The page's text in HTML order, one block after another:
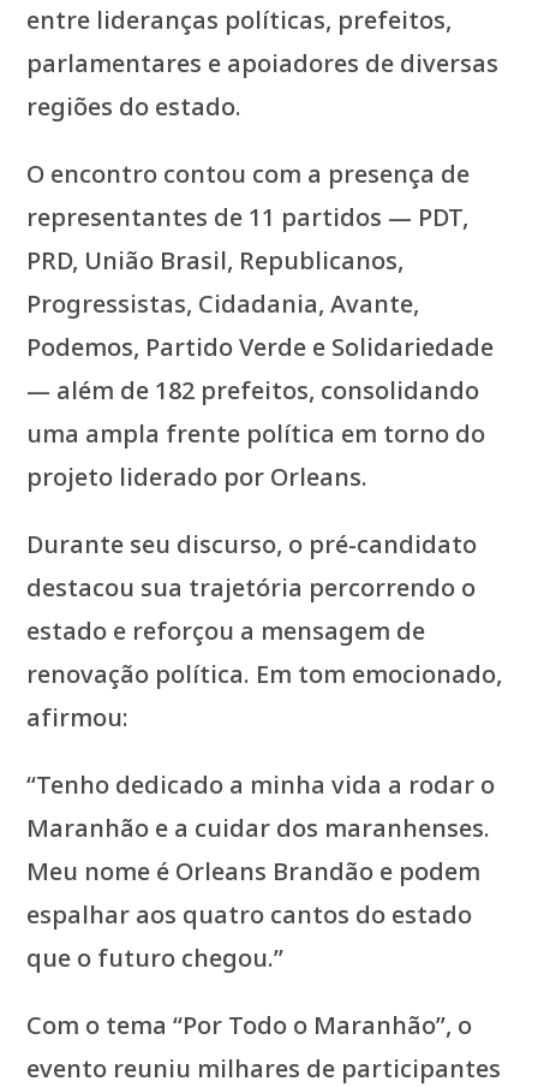
entre lideranças políticas, prefeitos,
parlamentares e apoiadores de diversas
regiões do estado.
O encontro contou com a presença de
representantes de 11 partidos — PDT,
PRD, União Brasil, Republicanos,
Progressistas, Cidadania, Avante,
Podemos, Partido Verde e Solidariedade
— além de 182 prefeitos, consolidando
uma ampla frente política em torno do
projeto liderado por Orleans.
Durante seu discurso, o pré-candidato
destacou sua trajetória percorrendo o
estado e reforçou a mensagem de
renovação política. Em tom emocionado,
afirmou:
“Tenho dedicado a minha vida a rodar o
Maranhão e a cuidar dos maranhenses.
Meu nome é Orleans Brandão e podem
espalhar aos quatro cantos do estado
que o futuro chegou.”
Com o tema “Por Todo o Maranhão”, o
evento reuniu milhares de participantes